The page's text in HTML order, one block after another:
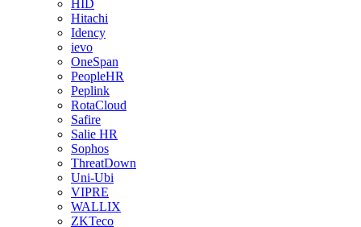
HID
Hitachi
Idency
ievo
OneSpan
PeopleHR
Peplink
RotaCloud
Safire
Salie HR
Sophos
ThreatDown
Uni-Ubi
VIPRE
WALLIX
ZKTeco